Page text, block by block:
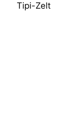
Tipi-Zelt